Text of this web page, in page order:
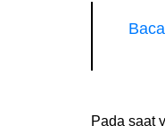
Pada saat